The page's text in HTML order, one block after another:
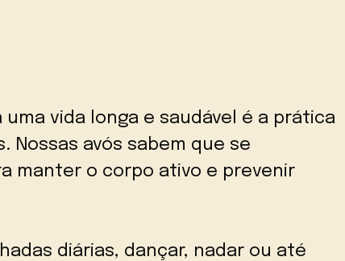
vida longa e saudável é a prática
Nossas avós sabem que se
manter o corpo ativo e prevenir
diárias, dançar, nadar ou até